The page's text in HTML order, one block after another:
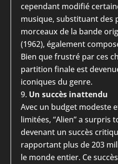
cependant modifié
musique, substituant des
morceaux de la bande
(1962), également
Bien que frustré par ces
partition finale est
iconiques du genre.
Un succès inattendu
Avec un budget modeste
limitées, “Alien” a surpris
devenant un succès
rapportant plus de 203
le monde entier. Ce